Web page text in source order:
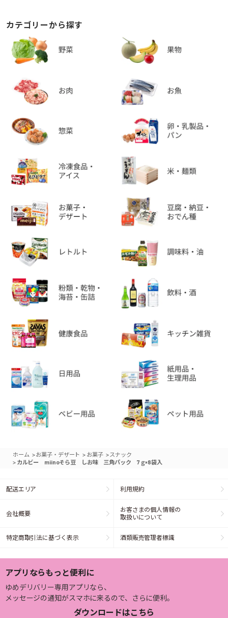
カテゴリーから探す
ホーム >お菓子・デザート > お菓子 > スナック
> カルビー miinoそら豆 しお味 三角パック 7ｇ×8袋入
配送エリア 利用規約
会社概要
お客さまの個人情報の
取扱いについて
特定商取引法に基づく表示 酒類販売管理者標識
アプリならもっと便利に
ゆめデリバリー専用アプリなら、
メッセージの通知がスマホに来るので、さらに便利。
ダウンロードはこちら